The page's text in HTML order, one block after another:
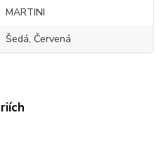
MARTINI
Šedá, Červená